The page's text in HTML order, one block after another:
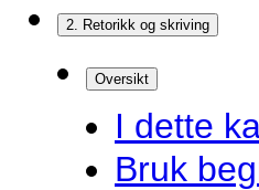
2. Retorikk og skriving
Oversikt
I dette
Bruk